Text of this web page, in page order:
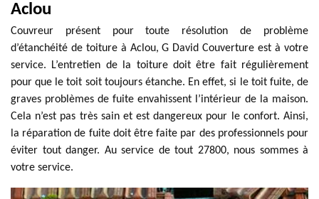
Aclou
Couvreur présent pour toute résolution de problème
d’étanchéité de toiture à Aclou, G David Couverture est à votre
service. L’entretien de la toiture doit être fait régulièrement
pour que le toit soit toujours étanche. En effet, si le toit fuite, de
graves problèmes de fuite envahissent l’intérieur de la maison.
Cela n’est pas très sain et est dangereux pour le confort. Ainsi,
la réparation de fuite doit être faite par des professionnels pour
éviter tout danger. Au service de tout 27800, nous sommes à
votre service.